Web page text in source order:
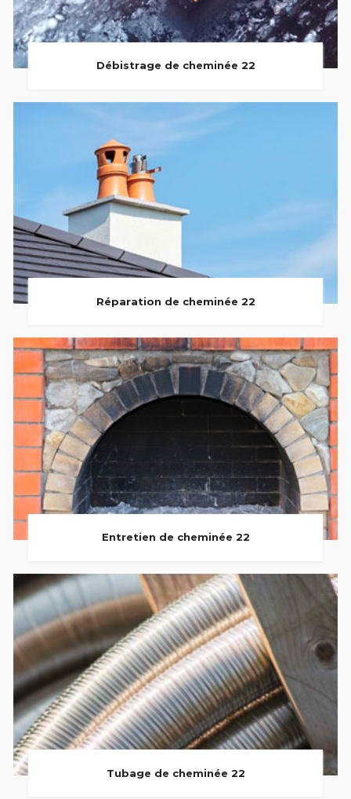
Débistrage de cheminée 22
Réparation de cheminée 22
Entretien de cheminée 22
Tubage de cheminée 22